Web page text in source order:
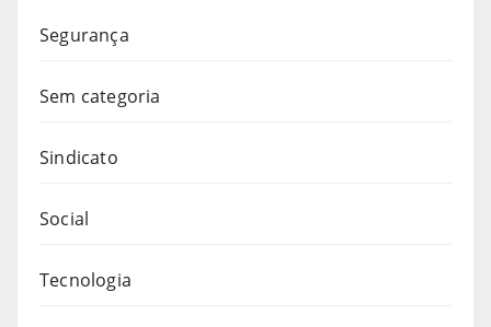
Segurança
Sem categoria
Sindicato
Social
Tecnologia